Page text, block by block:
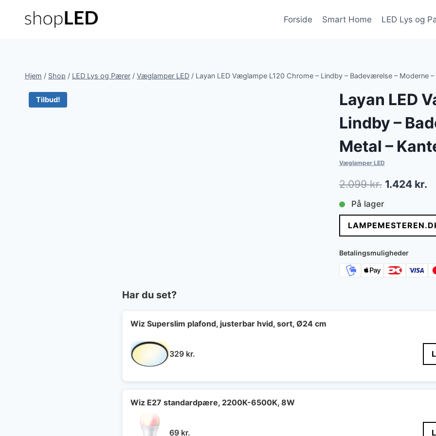
Forside Smart Home LED Lys og
Hjem / Shop / LED Lys og Pærer / Væglamper LED / Layan LED Væglampe L120 Chrome – Lindby – Badeværelse – Moderne –
Tilbud!
Layan LED
Lindby –
Metal –
Væglamper LED
2.099kr. Den
oprindelige
pris
var:
2.099 kr..
1.424 kr.
På lager
Betalingsmuligheder
Har du set?
Wiz Superslim plafond, justerbar hvid, sort, Ø24 cm
329 kr.
Wiz E27 standardpære, 2200K-6500K, 8W
69 kr.